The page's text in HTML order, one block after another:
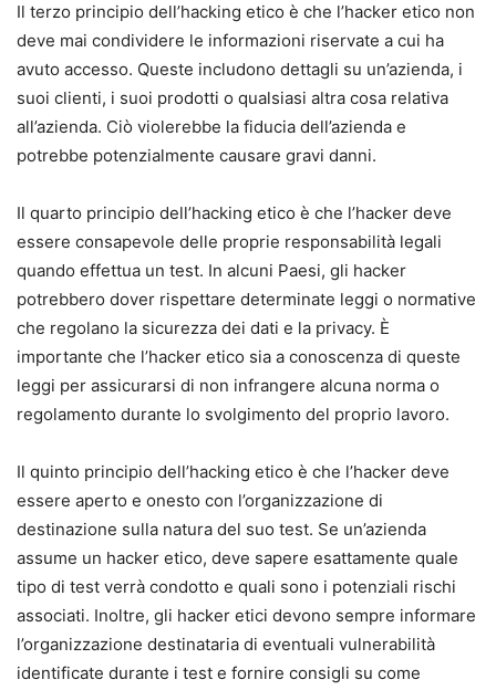
Il terzo principio dell’hacking etico è che l’hacker etico non
deve mai condividere le informazioni riservate a cui ha
avuto accesso. Queste includono dettagli su un’azienda, i
suoi clienti, i suoi prodotti o qualsiasi altra cosa relativa
all’azienda. Ciò violerebbe la fiducia dell’azienda e
potrebbe potenzialmente causare gravi danni.
Il quarto principio dell’hacking etico è che l’hacker deve
essere consapevole delle proprie responsabilità legali
quando effettua un test. In alcuni Paesi, gli hacker
potrebbero dover rispettare determinate leggi o normative
che regolano la sicurezza dei dati e la privacy. È
importante che l’hacker etico sia a conoscenza di queste
leggi per assicurarsi di non infrangere alcuna norma o
regolamento durante lo svolgimento del proprio lavoro.
Il quinto principio dell’hacking etico è che l’hacker deve
essere aperto e onesto con l’organizzazione di
destinazione sulla natura del suo test. Se un’azienda
assume un hacker etico, deve sapere esattamente quale
tipo di test verrà condotto e quali sono i potenziali rischi
associati. Inoltre, gli hacker etici devono sempre informare
l’organizzazione destinataria di eventuali vulnerabilità
identificate durante i test e fornire consigli su come